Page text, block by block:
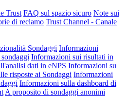
Trust FAQ sul spazio sicuro Note sui
di reclamo Trust Channel - Canale
Sondaggi Informazioni
Informazioni sui risultati in
dati in eNPS Informazioni su
risposte ai Sondaggi Informazioni
Informazioni sulla dashboard di
A proposito di sondaggi anonimi